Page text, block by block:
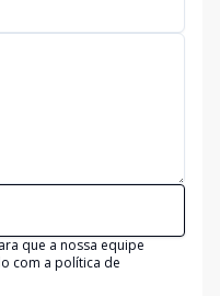
que a nossa equipe
com a política de